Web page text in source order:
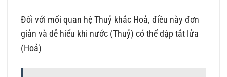
Đối với mối quan hệ Thuỷ khắc Hoả, điều này đơn
giản và dễ hiểu khi nước (Thuỷ) có thể dập tắt lửa
(Hoả)